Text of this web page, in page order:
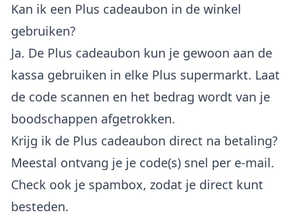
Kan ik een Plus cadeaubon in de winkel
gebruiken?
Ja. De Plus cadeaubon kun je gewoon aan de
kassa gebruiken in elke Plus supermarkt. Laat
de code scannen en het bedrag wordt van je
boodschappen afgetrokken.
Krijg ik de Plus cadeaubon direct na betaling?
Meestal ontvang je je code(s) snel per e-mail.
Check ook je spambox, zodat je direct kunt
besteden.